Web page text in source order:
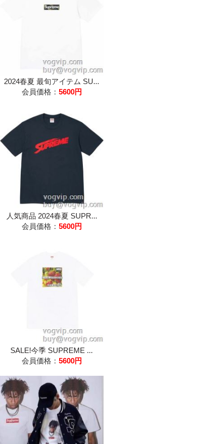
2024春夏 最旬アイテム SU...
会員価格： 5600円
人気商品 2024春夏 SUPR...
会員価格： 5600円
SALE!今季 SUPREME ...
会員価格： 5600円